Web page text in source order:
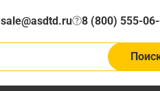
sale@asdtd.ru 8 (800) 555-
?